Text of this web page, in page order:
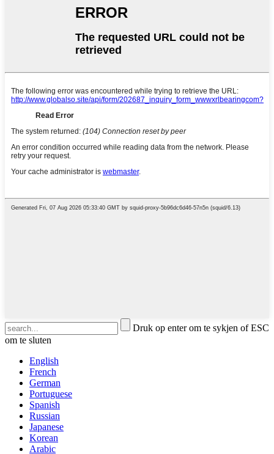
Druk op enter om te sykjen of ESC
om te sluten
English
French
German
Portuguese
Spanish
Russian
Japanese
Korean
Arabic